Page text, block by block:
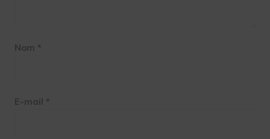
Nom *
E-mail *